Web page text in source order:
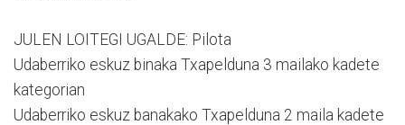
JULEN LOITEGI UGALDE: Pilota
Udaberriko eskuz binaka Txapelduna 3 mailako kadete
kategorian
Udaberriko eskuz banakako Txapelduna 2 maila kadete